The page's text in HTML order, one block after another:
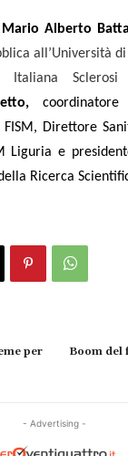
Mario Alberto
all’Università
Italiana
Direttore
Liguria e
Ricerca
per
Boom del
- Advertising -